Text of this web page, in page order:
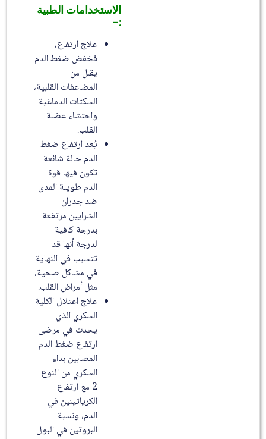
الاستخدامات الطبية
:-
علاج ارتفاع،
فخفض ضغط الدم
يقلل من
المضاعفات القلبية،
السكتات الدماغية
واحتشاء عضلة
القلب.
يُعد ارتفاع ضغط
الدم حالة شائعة
تكون فيها قوة
الدم طويلة المدى
ضد جدران
الشرايين مرتفعة
بدرجة كافية
لدرجة أنها قد
تتسبب في النهاية
في مشاكل صحية،
مثل أمراض القلب.
علاج اعتلال الكلية
السكري الذي
يحدث في مرضى
ارتفاع ضغط الدم
المصابين بداء
السكري من النوع
2 مع ارتفاع
الكرياتينين في
الدم، ونسبة
البروتين في البول